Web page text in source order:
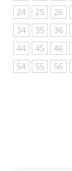
24
25 26
34
35 36
44
45 46
54
55 56